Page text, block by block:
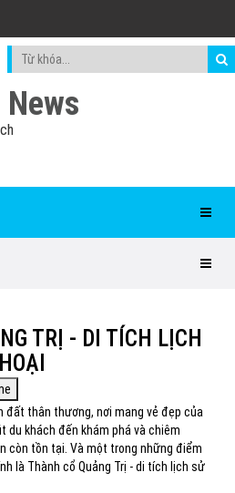
News
TRỊ - DI TÍCH LỊCH
đất thân thương, nơi mang vẻ đẹp của
du khách đến khám phá và chiêm
còn tồn tại. Và một trong những điểm
là Thành cổ Quảng Trị - di tích lịch sử